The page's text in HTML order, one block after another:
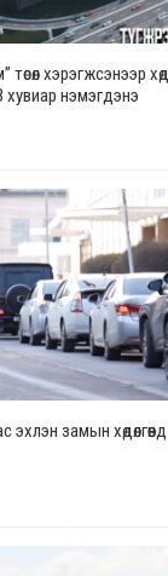
хэрэгжсэнээр
нэмэгдэнэ
замын хөдөлгөөнд